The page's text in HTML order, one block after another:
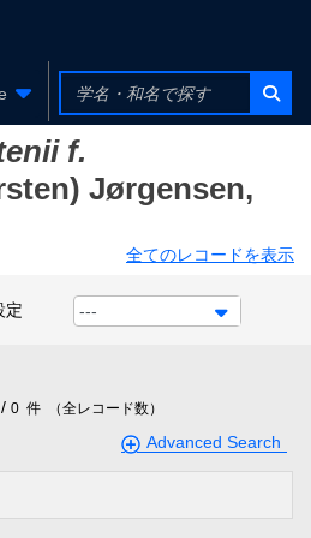
f.
Jørgensen,
全てのレコードを表示
定 ---
/ 0 件 （全レコード数）
Advanced Search